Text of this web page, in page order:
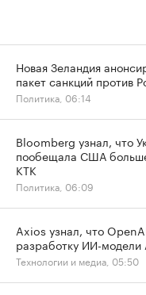
Новая Зеландия
пакет санкций против
Политика, 06:14
Bloomberg узнал, что
пообещала США
КТК
Политика, 06:09
Axios узнал, что
разработку ИИ-модели
Технологии и медиа, 05:50